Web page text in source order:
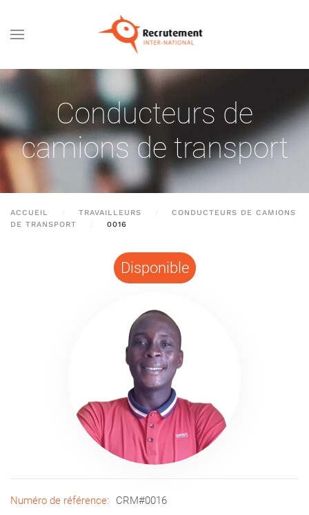
Passer au contenu principal
Conducteurs de
camions de transport
ACCUEIL TRAVAILLEURS
CONDUCTEURS DE CAMIONS
DE TRANSPORT
0016
Disponible
Numéro de référence:
CRM#0016